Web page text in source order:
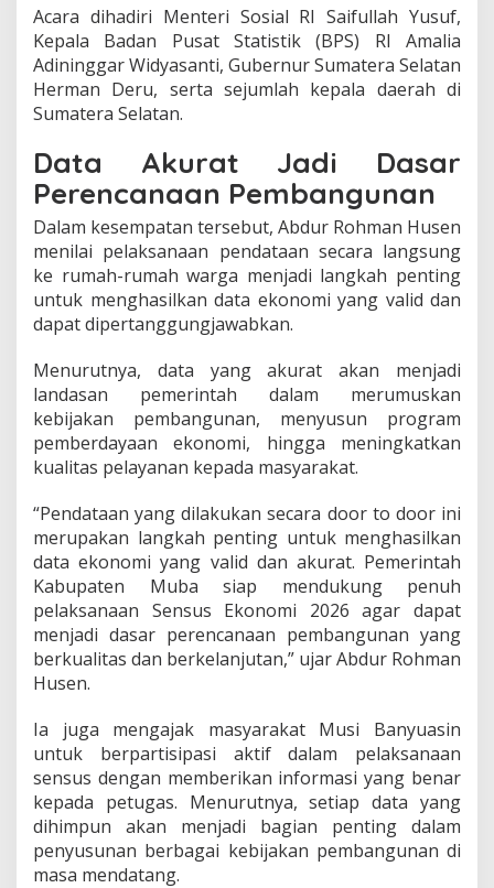
d
i
n
g
u
n
a
D
r
a
Acara dihadiri Menteri Sosial RI Saifullah Yusuf,
Kepala Badan Pusat Statistik (BPS) RI Amalia
Adininggar Widyasanti, Gubernur Sumatera Selatan
Herman Deru, serta sejumlah kepala daerah di
Sumatera Selatan.
Data Akurat Jadi Dasar
Perencanaan Pembangunan
Dalam kesempatan tersebut, Abdur Rohman Husen
menilai pelaksanaan pendataan secara langsung
ke rumah-rumah warga menjadi langkah penting
untuk menghasilkan data ekonomi yang valid dan
dapat dipertanggungjawabkan.
Menurutnya, data yang akurat akan menjadi
landasan pemerintah dalam merumuskan
kebijakan pembangunan, menyusun program
pemberdayaan ekonomi, hingga meningkatkan
kualitas pelayanan kepada masyarakat.
“Pendataan yang dilakukan secara door to door ini
merupakan langkah penting untuk menghasilkan
data ekonomi yang valid dan akurat. Pemerintah
Kabupaten Muba siap mendukung penuh
pelaksanaan Sensus Ekonomi 2026 agar dapat
menjadi dasar perencanaan pembangunan yang
berkualitas dan berkelanjutan,” ujar Abdur Rohman
Husen.
Ia juga mengajak masyarakat Musi Banyuasin
untuk berpartisipasi aktif dalam pelaksanaan
sensus dengan memberikan informasi yang benar
kepada petugas. Menurutnya, setiap data yang
dihimpun akan menjadi bagian penting dalam
penyusunan berbagai kebijakan pembangunan di
masa mendatang.